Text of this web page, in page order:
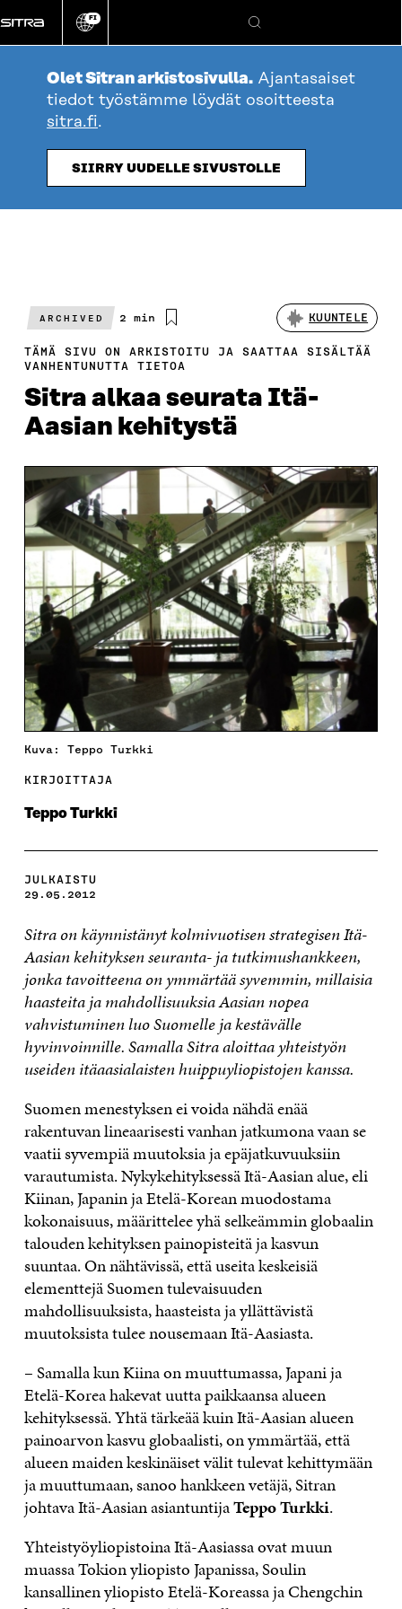
suoraan
sisältöön
Vaihda
kieli
FI
Hae
Olet Sitran arkistosivulla. Ajantasaiset
tiedot työstämme löydät osoitteesta
sitra.fi.
SIIRRY UUDELLE SIVUSTOLLE
ARCHIVED
Arvioitu
2 min KUUNTELE
TÄMÄ SIVU ON ARKISTOITU JA SAATTAA SISÄLTÄÄ
VANHENTUNUTTA TIETOA
Sitra alkaa seurata Itä-
Aasian kehitystä
Kuva: Teppo Turkki
KIRJOITTAJA
Teppo Turkki
JULKAISTU
29.05.2012
Sitra on käynnistänyt kolmivuotisen strategisen Itä-
Aasian kehityksen seuranta- ja tutkimushankkeen,
jonka tavoitteena on ymmärtää syvemmin, millaisia
haasteita ja mahdollisuuksia Aasian nopea
vahvistuminen luo Suomelle ja kestävälle
hyvinvoinnille. Samalla Sitra aloittaa yhteistyön
useiden itäaasialaisten huippuyliopistojen kanssa.
Suomen menestyksen ei voida nähdä enää
rakentuvan lineaarisesti vanhan jatkumona vaan se
vaatii syvempiä muutoksia ja epäjatkuvuuksiin
varautumista. Nykykehityksessä Itä-Aasian alue, eli
Kiinan, Japanin ja Etelä-Korean muodostama
kokonaisuus, määrittelee yhä selkeämmin globaalin
talouden kehityksen painopisteitä ja kasvun
suuntaa. On nähtävissä, että useita keskeisiä
elementtejä Suomen tulevaisuuden
mahdollisuuksista, haasteista ja yllättävistä
muutoksista tulee nousemaan Itä-Aasiasta.
– Samalla kun Kiina on muuttumassa, Japani ja
Etelä-Korea hakevat uutta paikkaansa alueen
kehityksessä. Yhtä tärkeää kuin Itä-Aasian alueen
painoarvon kasvu globaalisti, on ymmärtää, että
alueen maiden keskinäiset välit tulevat kehittymään
ja muuttumaan, sanoo hankkeen vetäjä, Sitran
johtava Itä-Aasian asiantuntijaTeppo Turkki.
Yhteistyöyliopistoina Itä-Aasiassa ovat muun
muassa Tokion yliopisto Japanissa, Soulin
kansallinen yliopisto Etelä-Koreassa ja Chengchin